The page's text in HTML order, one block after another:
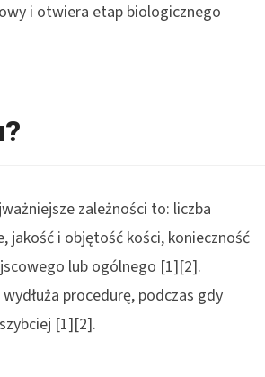
i otwiera etap biologicznego
zależności to: liczba
jakość i objętość kości, konieczność
lub ogólnego [1][2].
procedurę, podczas gdy
[1][2].